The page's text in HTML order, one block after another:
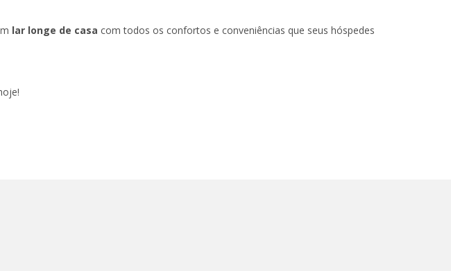
lar longe de casa com todos os confortos e conveniências que seus hóspedes